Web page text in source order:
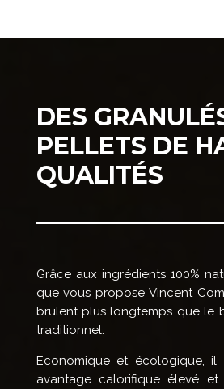
DES
PELLETS DE
QUALITÉS
Grâce aux ingrédients 100%
que vous propose Vincent
brulent plus longtemps que le
traditionnel.
Economique et écologique,
avantage calorifique élevé et